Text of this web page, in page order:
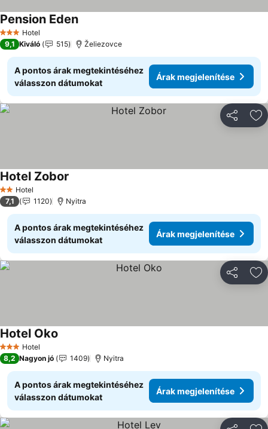
3 Kategória
Hotel
Pension Eden
9,1 Kiváló 515 Želiezovce
A pontos árak megtekintéséhez
válasszon dátumokat
Árak megjelenítése
2 Kategória
Hotel
Hotel Zobor
7,1 1120 Nyitra
A pontos árak megtekintéséhez
válasszon dátumokat
Árak megjelenítése
3 Kategória
Hotel
Hotel Oko
8,2 Nagyon jó 1409 Nyitra
A pontos árak megtekintéséhez
válasszon dátumokat
Árak megjelenítése